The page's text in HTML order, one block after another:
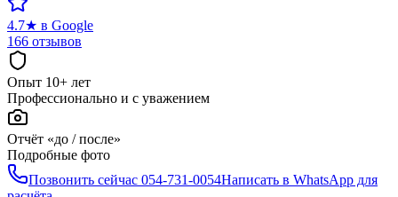
4.7★ в Google
166 отзывов
Опыт 10+ лет
Профессионально и с уважением
Отчёт «до / после»
Подробные фото
Позвонить сейчас 054-731-0054Написать в WhatsApp для